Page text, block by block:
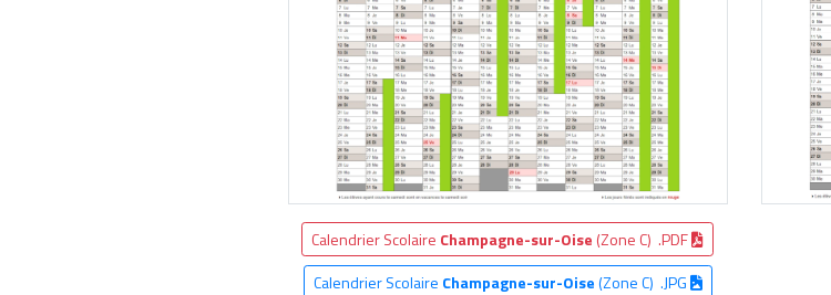
Calendrier Scolaire Champagne-sur-Oise (Zone C) .PDF
Calendrier Scolaire Champagne-sur-Oise(Zone C) .JPG